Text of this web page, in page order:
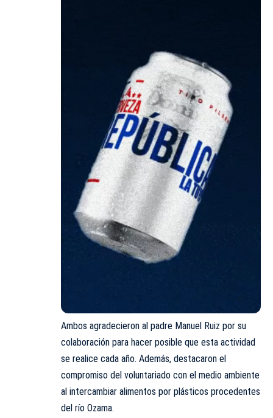
Ambos agradecieron al padre Manuel Ruiz por su
colaboración para hacer posible que esta actividad
se realice cada año. Además, destacaron el
compromiso del voluntariado con el medio ambiente
al intercambiar alimentos por plásticos procedentes
del río Ozama.